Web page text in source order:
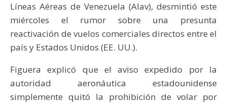
Líneas Aéreas de Venezuela (Alav), desmintió este
miércoles el rumor sobre una presunta
reactivación de vuelos comerciales directos entre el
país y Estados Unidos (EE. UU.).
Figuera explicó que el aviso expedido por la
autoridad aeronáutica estadounidense
simplemente quitó la prohibición de volar por